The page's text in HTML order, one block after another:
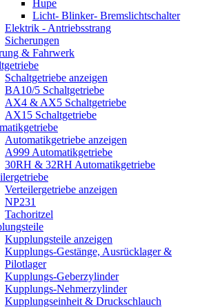
Hupe
Licht- Blinker- Bremslichtschalter
Elektrik - Antriebsstrang
Sicherungen
& Fahrwerk
Schaltgetriebe anzeigen
BA10/5 Schaltgetriebe
AX4 & AX5 Schaltgetriebe
AX15 Schaltgetriebe
Automatikgetriebe anzeigen
A999 Automatikgetriebe
30RH & 32RH Automatikgetriebe
Verteilergetriebe anzeigen
NP231
Tachoritzel
Kupplungsteile anzeigen
Kupplungs-Gestänge, Ausrücklager &
Pilotlager
Kupplungs-Geberzylinder
Kupplungs-Nehmerzylinder
Kupplungseinheit & Druckschlauch